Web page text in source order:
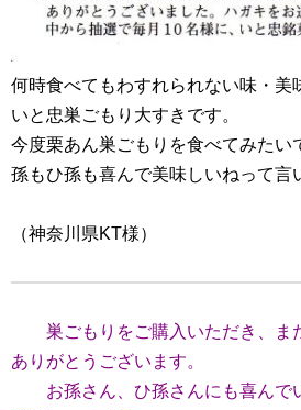
何時食べてもわすれられない味・美
いと忠巣ごもり大すきです。
今度栗あん巣ごもりを食べてみたい
孫もひ孫も喜んで美味しいねって言
（神奈川県KT様）
巣ごもりをご購入いただき、ま
ありがとうございます。
お孫さん、ひ孫さんにも喜んで